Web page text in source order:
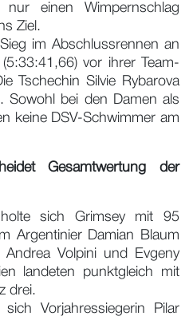
einen Wimpernschlag
Ziel.
im Abschlussrennen an
vor ihrer Team-
Tschechin Silvie Rybarova
Sowohl bei den Damen als
keine DSV-Schwimmer am
Gesamtwertung der
sich Grimsey mit 95
Argentinier Damian Blaum
Andrea Volpini und Evgeny
landeten punktgleich mit
drei.
Vorjahressiegerin Pilar